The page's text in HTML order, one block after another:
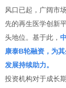
风口已起，广阔市
先的再生医学创新
头地位。基于此，
康泰B轮融资，为
发展持续助力。
投资机构对于成长